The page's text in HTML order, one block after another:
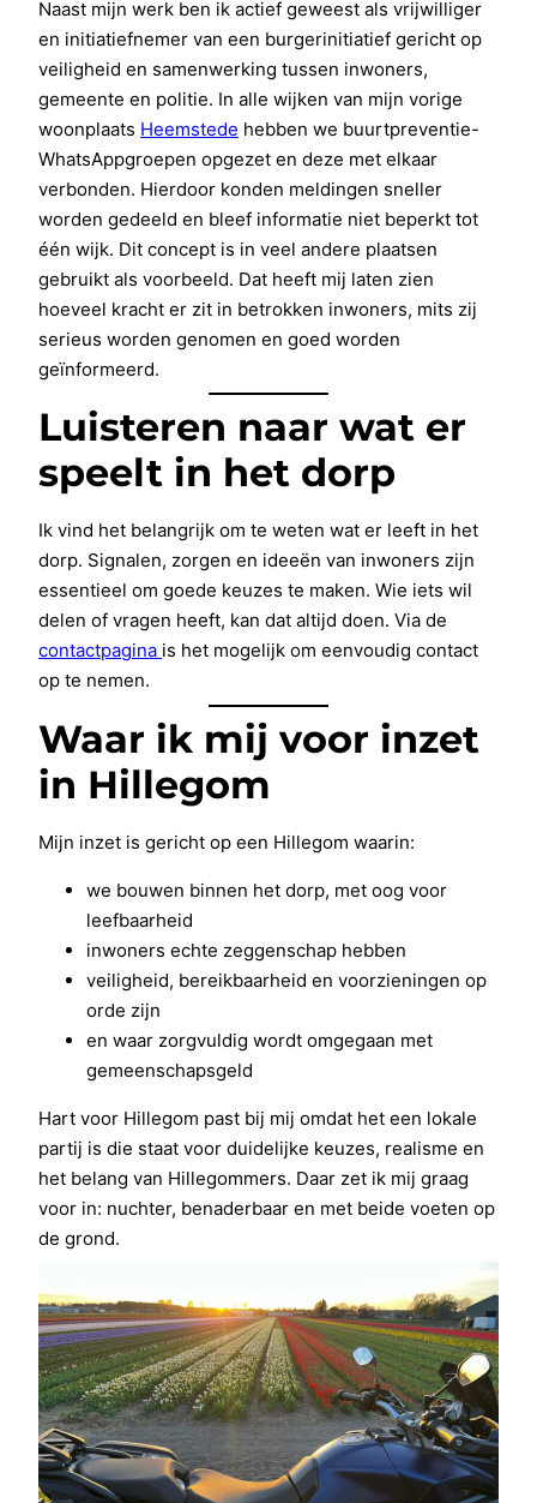
Naast mijn werk ben ik actief geweest als vrijwilliger
en initiatiefnemer van een burgerinitiatief gericht op
veiligheid en samenwerking tussen inwoners,
gemeente en politie. In alle wijken van mijn vorige
woonplaats Heemstede hebben we buurtpreventie-
WhatsAppgroepen opgezet en deze met elkaar
verbonden. Hierdoor konden meldingen sneller
worden gedeeld en bleef informatie niet beperkt tot
één wijk. Dit concept is in veel andere plaatsen
gebruikt als voorbeeld. Dat heeft mij laten zien
hoeveel kracht er zit in betrokken inwoners, mits zij
serieus worden genomen en goed worden
geïnformeerd.
Luisteren naar wat er
speelt in het dorp
Ik vind het belangrijk om te weten wat er leeft in het
dorp. Signalen, zorgen en ideeën van inwoners zijn
essentieel om goede keuzes te maken. Wie iets wil
delen of vragen heeft, kan dat altijd doen. Via de
contactpagina is het mogelijk om eenvoudig contact
op te nemen.
Waar ik mij voor inzet
in Hillegom
Mijn inzet is gericht op een Hillegom waarin:
we bouwen binnen het dorp, met oog voor
leefbaarheid
inwoners echte zeggenschap hebben
veiligheid, bereikbaarheid en voorzieningen op
orde zijn
en waar zorgvuldig wordt omgegaan met
gemeenschapsgeld
Hart voor Hillegom past bij mij omdat het een lokale
partij is die staat voor duidelijke keuzes, realisme en
het belang van Hillegommers. Daar zet ik mij graag
voor in: nuchter, benaderbaar en met beide voeten op
de grond.